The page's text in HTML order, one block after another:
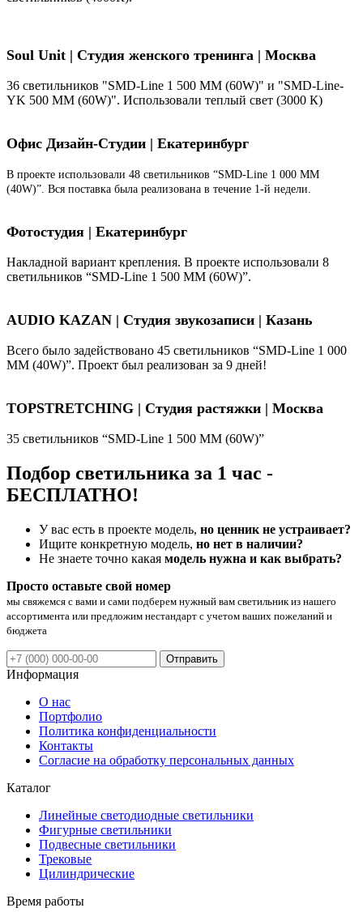
Soul Unit | Студия женского тренинга | Москва
36 светильников "SMD-Line 1 500 ММ (60W)" и "SMD-Line-
YK 500 ММ (60W)". Использовали теплый свет (3000 К)
Офис Дизайн-Студии | Екатеринбург
В проекте использовали 48 светильников “SMD-Line 1 000 ММ
(40W)”. Вся поставка была реализована в течение 1-й недели.
Фотостудия | Екатеринбург
Накладной вариант крепления. В проекте использовали 8
светильников “SMD-Line 1 500 ММ (60W)”.
AUDIO KAZAN | Студия звукозаписи | Казань
Всего было задействовано 45 светильников “SMD-Line 1 000
ММ (40W)”. Проект был реализован за 9 дней!
TOPSTRETCHING | Студия растяжки | Москва
35 светильников “SMD-Line 1 500 ММ (60W)”
Подбор светильника за 1 час -
БЕСПЛАТНО!
У вас есть в проекте модель, но ценник не устраивает?
Ищите конкретную модель, но нет в наличии?
Не знаете точно какая модель нужна и как выбрать?
Просто оставьте свой номер
мы свяжемся с вами и сами подберем нужный вам светильник из нашего
ассортимента или предложим нестандарт с учетом ваших пожеланий и
бюджета
Отправить
Информация
О нас
Портфолио
Политика конфиденциальности
Контакты
Согласие на обработку персональных данных
Каталог
Линейные светодиодные светильники
Фигурные светильники
Подвесные светильники
Трековые
Цилиндрические
Время работы